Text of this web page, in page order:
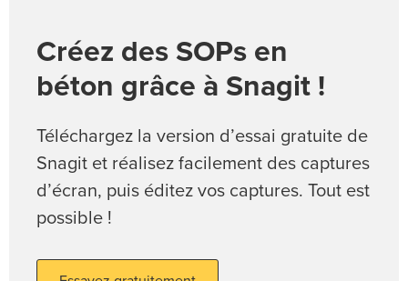
Créez des SOPs en
béton grâce à Snagit !
Téléchargez la version d’essai gratuite de
Snagit et réalisez facilement des captures
d’écran, puis éditez vos captures. Tout est
possible !